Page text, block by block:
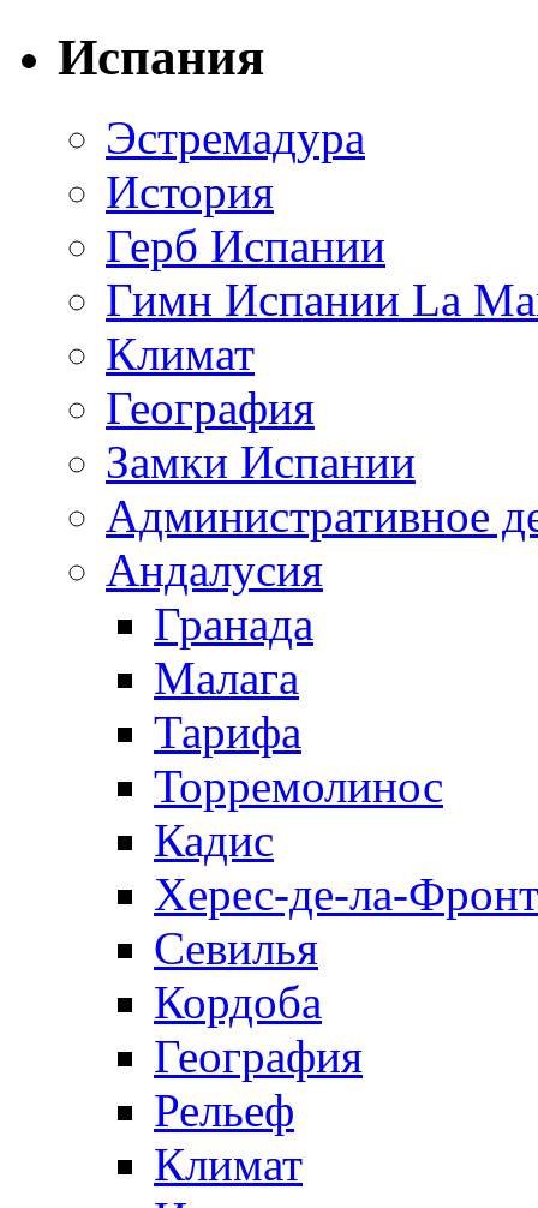
Испания
Эстремадура
История
Герб Испании
Гимн Испании La
Климат
География
Замки Испании
Административное
Андалусия
Гранада
Малага
Тарифа
Торремолинос
Кадис
Херес-де-ла-
Севилья
Кордоба
География
Рельеф
Климат